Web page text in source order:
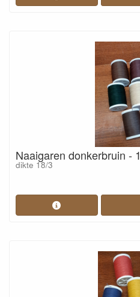
Naaigaren donkerbruin -
dikte 18/3